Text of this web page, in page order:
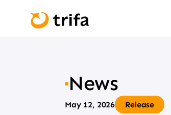
News
May 12, 2026 Release